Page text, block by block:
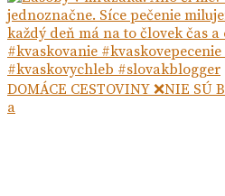
DOMÁCE CESTOVINY ❌NIE SÚ
a